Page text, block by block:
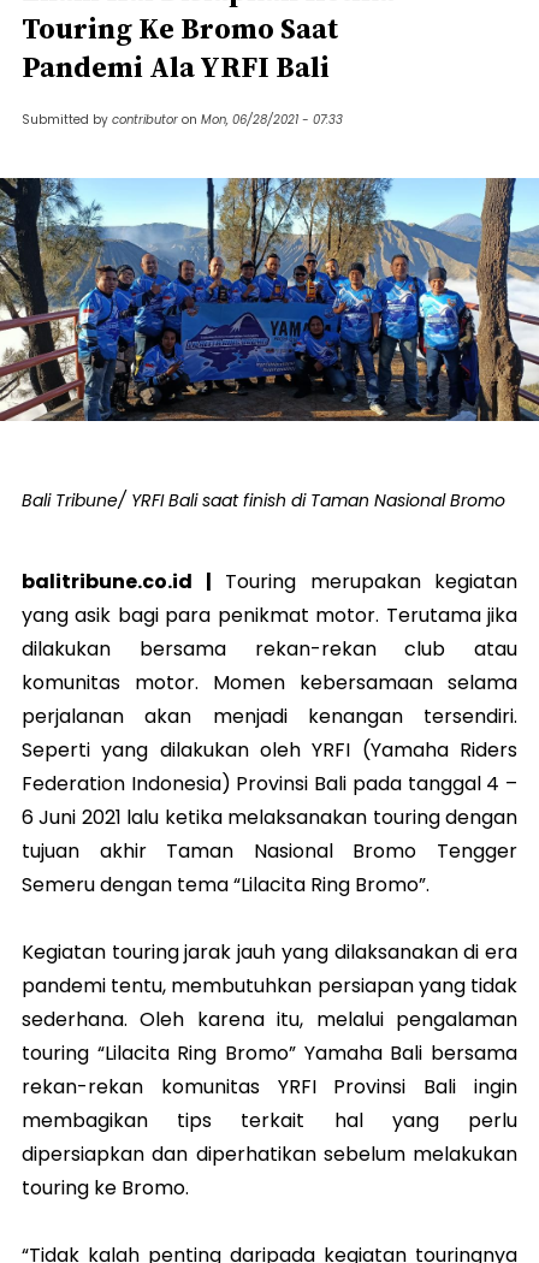
Touring Ke Bromo Saat
Pandemi Ala YRFI Bali
Submitted by contributor on Mon, 06/28/2021 - 07:33
Bali Tribune/ YRFI Bali saat finish di Taman Nasional Bromo
balitribune.co.id | Touring merupakan kegiatan
yang asik bagi para penikmat motor. Terutama jika
dilakukan bersama rekan-rekan club atau
komunitas motor. Momen kebersamaan selama
perjalanan akan menjadi kenangan tersendiri.
Seperti yang dilakukan oleh YRFI (Yamaha Riders
Federation Indonesia) Provinsi Bali pada tanggal 4 –
6 Juni 2021 lalu ketika melaksanakan touring dengan
tujuan akhir Taman Nasional Bromo Tengger
Semeru dengan tema “Lilacita Ring Bromo”.
Kegiatan touring jarak jauh yang dilaksanakan di era
pandemi tentu, membutuhkan persiapan yang tidak
sederhana. Oleh karena itu, melalui pengalaman
touring “Lilacita Ring Bromo” Yamaha Bali bersama
rekan-rekan komunitas YRFI Provinsi Bali ingin
membagikan tips terkait hal yang perlu
dipersiapkan dan diperhatikan sebelum melakukan
touring ke Bromo.
“Tidak kalah penting daripada kegiatan touringnya